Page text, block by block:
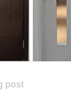
post